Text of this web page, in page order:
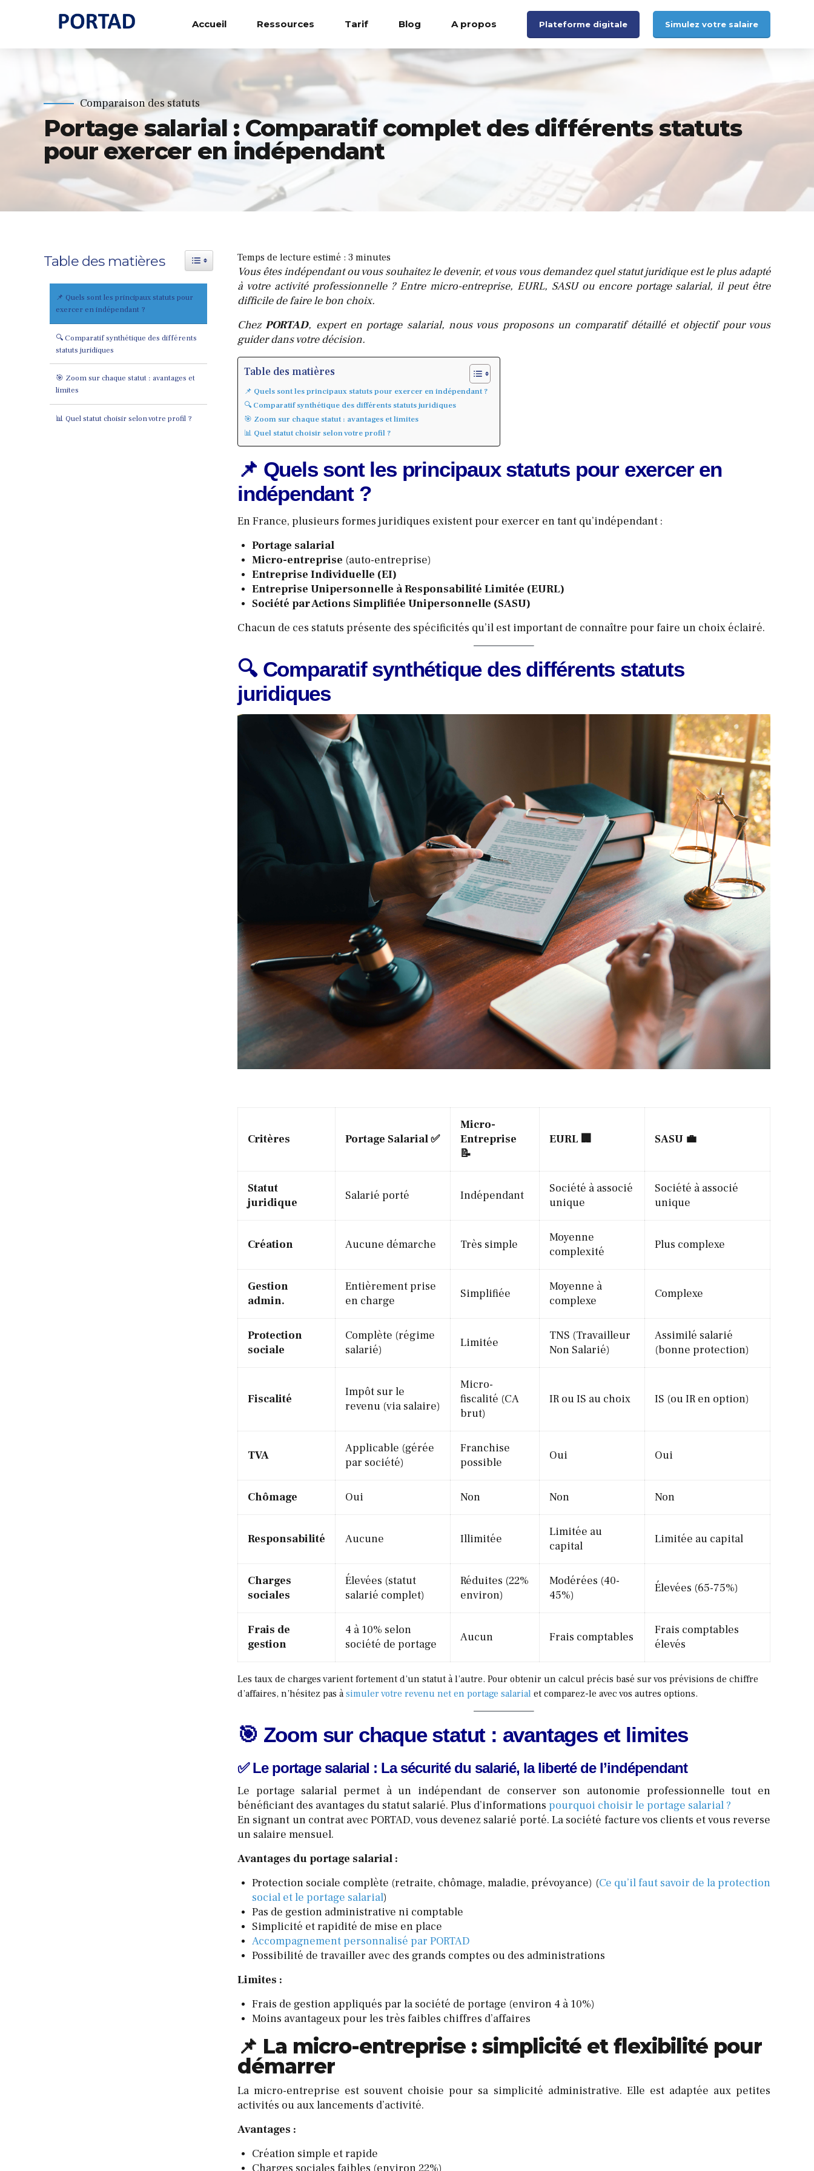
Plateforme digitale Simulez votre salaire
Accueil Ressources Tarif Blog A propos
Comparaison des statuts
Portage salarial : Comparatif complet des différents statuts
pour exercer en indépendant
Temps de lecture estimé : 3 minutes
Vous êtes indépendant ou vous souhaitez le devenir, et vous vous demandez quel statut juridique est le plus adapté
à votre activité professionnelle ? Entre micro-entreprise, EURL, SASU ou encore portage salarial, il peut être
difficile de faire le bon choix.
ChezPORTAD, expert en portage salarial, nous vous proposons un comparatif détaillé et objectif pour vous
guider dans votre décision.
Table des matières
📌 Quels sont les principaux statuts pour exercer en indépendant ?
🔍 Comparatif synthétique des différents statuts juridiques
🎯 Zoom sur chaque statut : avantages et limites
📊 Quel statut choisir selon votre profil ?
📌 Quels sont les principaux statuts pour exercer en
indépendant ?
En France, plusieurs formes juridiques existent pour exercer en tant qu’indépendant :
Portage salarial
Micro-entreprise (auto-entreprise)
Entreprise Individuelle (EI)
Entreprise Unipersonnelle à Responsabilité Limitée (EURL)
Société par Actions Simplifiée Unipersonnelle (SASU)
Chacun de ces statuts présente des spécificités qu’il est important de connaître pour faire un choix éclairé.
🔍 Comparatif synthétique des différents statuts
juridiques
Critères Portage Salarial✅
Micro-
Entreprise
📝
EURL 🏢 SASU 💼
Statut
juridique
Salarié porté Indépendant
Société à associé
unique
Société à associé
unique
Création Aucune démarche Très simple
Moyenne
complexité
Plus complexe
Gestion
admin.
Entièrement prise
en charge
Simplifiée
Moyenne à
complexe
Complexe
Protection
sociale
Complète (régime
salarié)
Limitée
TNS (Travailleur
Non Salarié)
Assimilé salarié
(bonne protection)
Fiscalité
Impôt sur le
revenu (via salaire)
Micro-
fiscalité (CA
brut)
IR ou IS au choix IS (ou IR en option)
TVA
Applicable (gérée
par société)
Franchise
possible
Oui Oui
Chômage Oui Non Non Non
Responsabilité Aucune Illimitée
Limitée au
capital
Limitée au capital
Charges
sociales
Élevées (statut
salarié complet)
Réduites (22%
environ)
Modérées (40-
45%)
Élevées (65-75%)
Frais de
gestion
4 à 10% selon
société de portage
Aucun Frais comptables
Frais comptables
élevés
Les taux de charges varient fortement d’un statut à l’autre. Pour obtenir un calcul précis basé sur vos prévisions de chiffre
d’affaires, n’hésitez pas à simuler votre revenu net en portage salarial et comparez-le avec vos autres options.
🎯 Zoom sur chaque statut : avantages et limites
✅ Le portage salarial : La sécurité du salarié, la liberté de l’indépendant
Le portage salarial permet à un indépendant de conserver son autonomie professionnelle tout en
bénéficiant des avantages du statut salarié. Plus d’informations pourquoi choisir le portage salarial ?
En signant un contrat avec PORTAD, vous devenez salarié porté. La société facture vos clients et vous reverse
un salaire mensuel.
Avantages du portage salarial :
Protection sociale complète (retraite, chômage, maladie, prévoyance) (Ce qu’il faut savoir de la protection
social et le portage salarial)
Pas de gestion administrative ni comptable
Simplicité et rapidité de mise en place
Accompagnement personnalisé par PORTAD
Possibilité de travailler avec des grands comptes ou des administrations
Limites :
Frais de gestion appliqués par la société de portage (environ 4 à 10%)
Moins avantageux pour les très faibles chiffres d’affaires
📌 La micro-entreprise : simplicité et flexibilité pour
démarrer
La micro-entreprise est souvent choisie pour sa simplicité administrative. Elle est adaptée aux petites
activités ou aux lancements d’activité.
Avantages :
Création simple et rapide
Table des matières Toggle Table of Content
📌 Quels sont les principaux statuts pour
exercer en indépendant ?
🔍 Comparatif synthétique des différents
statuts juridiques
🎯 Zoom sur chaque statut : avantages et
limites
📊 Quel statut choisir selon votre profil ?